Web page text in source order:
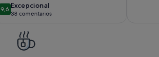
9,69,6 de 10
Excepcional
excepcional
38 comentarios
(38 comentarios)